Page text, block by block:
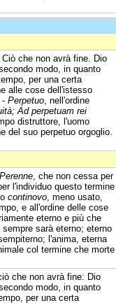
che non avrà fine. Dio
modo, in quanto
per una certa
alle cose dell'istesso
- Perpetuo , nell'ordine
Ad perpetuam rei
distruttore, l'uomo
del suo perpetuo orgoglio.
Perenne , che non cessa per
l'individuo questo termine
o continovo , meno usato,
e all'ordine delle cose
eterno e più che
sarà eterno; eterno
l'anima, eterna
col termine che morte
che non avrà fine: Dio
modo, in quanto
per una certa